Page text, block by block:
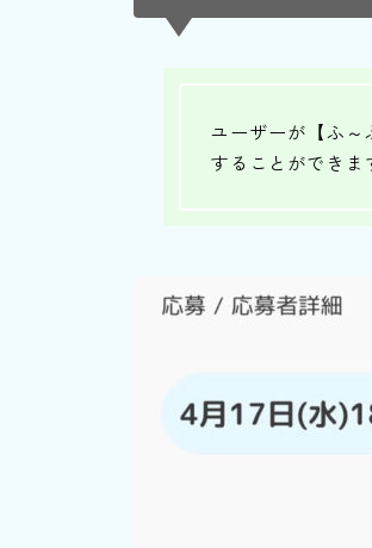
ユーザーが【ふ
することができま